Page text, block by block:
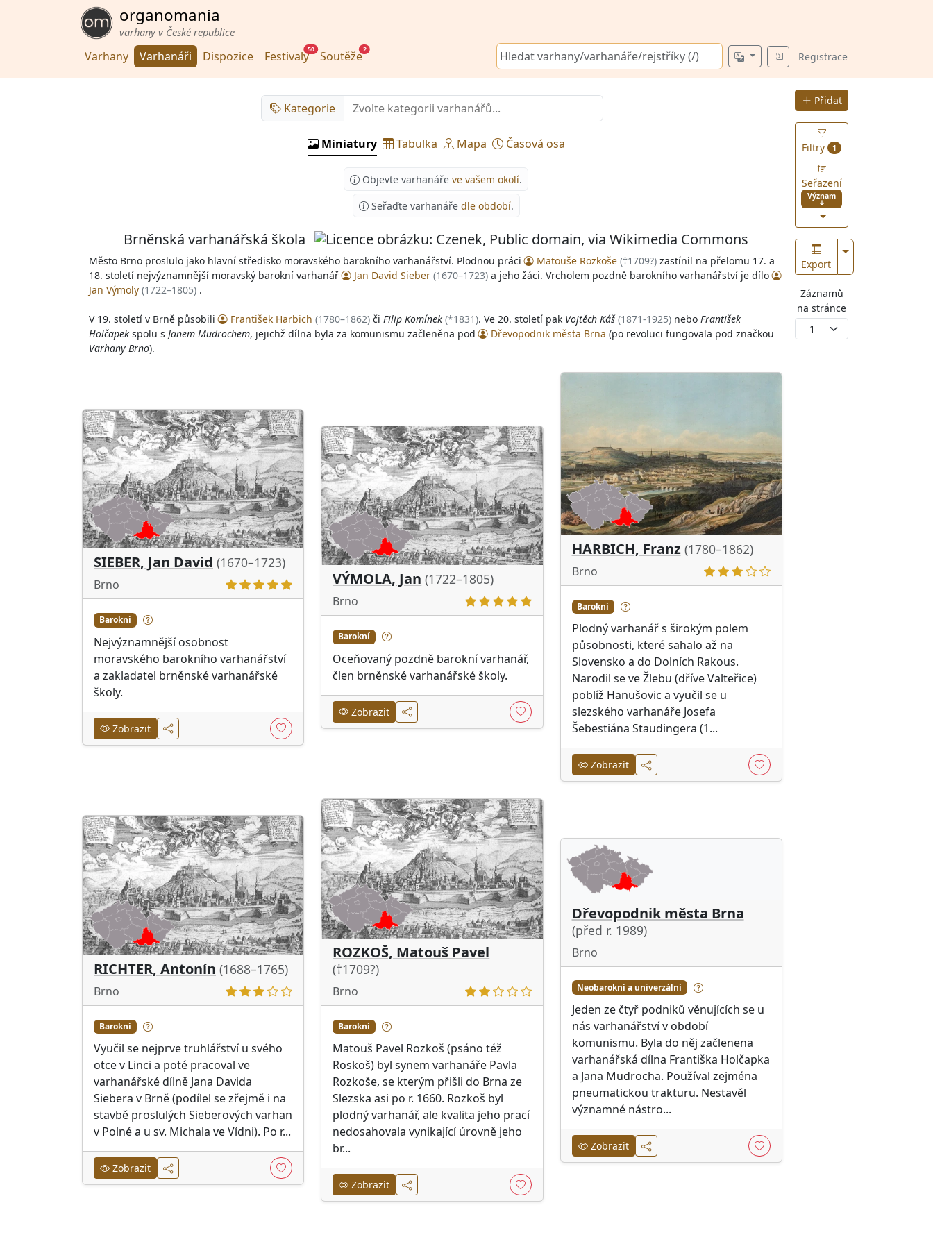
organomania
varhany v České republice
Varhany Varhanáři Dispozice Festivaly50 Soutěže2
Registrace
Přidat
Filtry 1
Seřazení
Význam
↓
Export
Zobrazit více
Záznamů
na stránce
1
Kategorie
Miniatury Tabulka Mapa Časová osa
Objevte varhanářeve vašem okolí.
Seřaďte varhanáře dle období.
Brněnská varhanářská škola
Město Brno proslulo jako hlavní středisko moravského barokního varhanářství. Plodnou práci Matouše Rozkoše(†1709?)zastínil na přelomu 17. a
18. století nejvýznamnější moravský barokní varhanář
Jan David Sieber(1670–1723)a jeho žáci. Vrcholem pozdně barokního varhanářství je dílo
Jan Výmoly(1722–1805) .
V 19. století v Brně působili František Harbich(1780–1862)čiFilip Komínek (*1831). Ve 20. století pak Vojtěch Káš (1871-1925) neboFrantišek
Holčapek spolu sJanem Mudrochem, jejichž dílna byla za komunismu začleněna pod Dřevopodnik města Brna(po revoluci fungovala pod značkou
Varhany Brno).
SIEBER, Jan David (1670–1723)
Brno
Barokní
Nejvýznamnější osobnost
moravského barokního varhanářství
a zakladatel brněnské varhanářské
školy.
Zobrazit
VÝMOLA, Jan (1722–1805)
Brno
Barokní
Oceňovaný pozdně barokní varhanář,
člen brněnské varhanářské školy.
Zobrazit
HARBICH, Franz (1780–1862)
Brno
Barokní
Plodný varhanář s širokým polem
působnosti, které sahalo až na
Slovensko a do Dolních Rakous.
Narodil se ve Žlebu (dříve Valteřice)
poblíž Hanušovic a vyučil se u
slezského varhanáře Josefa
Šebestiána Staudingera (1...
Zobrazit
RICHTER, Antonín (1688–1765)
Brno
Barokní
Vyučil se nejprve truhlářství u svého
otce v Linci a poté pracoval ve
varhanářské dílně Jana Davida
Siebera v Brně (podílel se zřejmě i na
stavbě proslulých Sieberových varhan
v Polné a u sv. Michala ve Vídni). Po r...
Zobrazit
ROZKOŠ, Matouš Pavel
(†1709?)
Brno
Barokní
Matouš Pavel Rozkoš (psáno též
Roskoš) byl synem varhanáře Pavla
Rozkoše, se kterým přišli do Brna ze
Slezska asi po r. 1660. Rozkoš byl
plodný varhanář, ale kvalita jeho prací
nedosahovala vynikající úrovně jeho
br...
Zobrazit
Dřevopodnik města Brna
(před r. 1989)
Brno
Neobarokní a univerzální
Jeden ze čtyř podniků věnujících se u
nás varhanářství v období
komunismu. Byla do něj začlenena
varhanářská dílna Františka Holčapka
a Jana Mudrocha. Používal zejména
pneumatickou trakturu. Nestavěl
významné nástro...
Zobrazit